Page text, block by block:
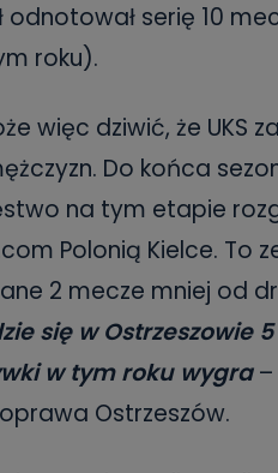
odnotował serię 10
roku).
więc dziwić, że UKS
Do końca
na tym etapie
Polonią Kielce. To
2 mecze mniej od
się w Ostrzeszowie
w tym roku wygra–
Ostrzeszów.